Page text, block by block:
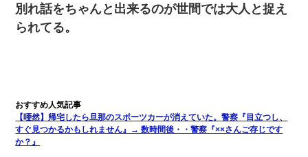
別れ話をちゃんと出来るのが世間では大人と捉え
られてる。
【唖然】帰宅したら旦那のスポーツカーが消えていた。警察『目立つし、
すぐ見つかるかもしれません』→ 数時間後・・警察『××さんご存じです
か？』